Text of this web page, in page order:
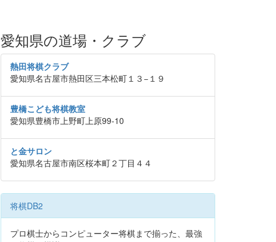
愛知県の道場・クラブ
熱田将棋クラブ
愛知県名古屋市熱田区三本松町１３−１９
豊橋こども将棋教室
愛知県豊橋市上野町上原99-10
と金サロン
愛知県名古屋市南区桜本町２丁目４４
将棋DB2
プロ棋士からコンピューター将棋まで揃った、最強